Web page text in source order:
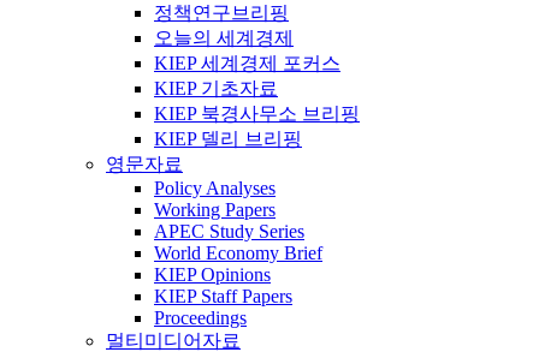
정책연구브리핑
오늘의 세계경제
KIEP 세계경제 포커스
KIEP 기초자료
KIEP 북경사무소 브리핑
KIEP 델리 브리핑
영문자료
Policy Analyses
Working Papers
APEC Study Series
World Economy Brief
KIEP Opinions
KIEP Staff Papers
Proceedings
멀티미디어자료